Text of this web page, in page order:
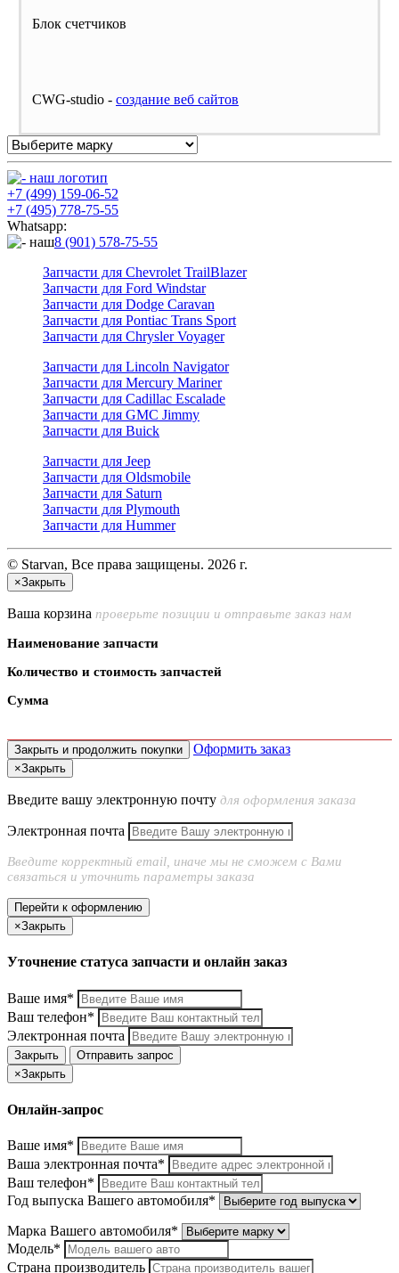
Блок счетчиков
CWG-studio - cоздание веб сайтов
+7 (499) 159-06-52
+7 (495) 778-75-55
Whatsapp:
8 (901) 578-75-55
Запчасти для Chevrolet TrailBlazer
Запчасти для Ford Windstar
Запчасти для Dodge Caravan
Запчасти для Pontiac Trans Sport
Запчасти для Chrysler Voyager
Запчасти для Lincoln Navigator
Запчасти для Mercury Mariner
Запчасти для Cadillac Escalade
Запчасти для GMC Jimmy
Запчасти для Buick
Запчасти для Jeep
Запчасти для Oldsmobile
Запчасти для Saturn
Запчасти для Plymouth
Запчасти для Hummer
© Starvan, Все права защищены. 2026 г.
×Закрыть
Ваша корзина проверьте позиции и отправьте заказ нам
Наименование запчасти
Количество и стоимость запчастей
Сумма
Закрыть и продолжить покупки Оформить заказ
×Закрыть
Введите вашу электронную почту для оформления заказа
Электронная почта
Введите корректный email, иначе мы не сможем с Вами
связаться и уточнить параметры заказа
Перейти к оформлению
×Закрыть
Уточнение статуса запчасти и онлайн заказ
Ваше имя*
Ваш телефон*
Электронная почта
Закрыть
Отправить запрос
×Закрыть
Онлайн-запрос
Ваше имя*
Ваша электронная почта*
Ваш телефон*
Год выпуска Вашего автомобиля*
Марка Вашего автомобиля*
Модель*
Страна производитель